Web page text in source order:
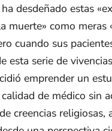
desdeñado estas
muerte» como meras
cuando sus
esta serie de
emprender un
de médico sin
creencias religiosas,